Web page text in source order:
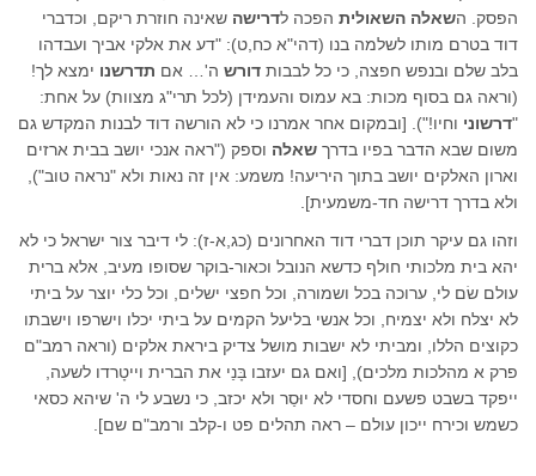
הפסק. השאלה השאולית הפכה לדרישה שאינה חוזרת ריקם, וכדברי
דוד בטרם מותו לשלמה בנו (דהי"א כח,ט): "דע את אלקי אביך ועבדהו
בלב שלם ובנפש חפצה, כי כל לבבות דורש ה'… אם תדרשנו ימצא לך!
(וראה גם בסוף מכות: בא עמוס והעמידן (לכל תרי"ג מצוות) על אחת:
"דרשוני וחיו!"). [ובמקום אחר אמרנו כי לא הורשה דוד לבנות המקדש גם
משום שבא הדבר בפיו בדרך שאלה וספק ("ראה אנכי יושב בבית ארזים
וארון האלקים יושב בתוך היריעה! משמע: אין זה נאות ולא "נראה טוב"),
ולא בדרך דרישה חד-משמעית].
וזהו גם עיקר תוכן דברי דוד האחרונים (כג,א-ז): לי דיבר צור ישראל כי לא
יהא בית מלכותי חולף כדשא הנובל וכאור-בוקר שסופו מעיב, אלא ברית
עולם שׂם לי, ערוכה בכל ושמורה, וכל חפצי ישלים, וכל כלי יוצר על ביתי
לא יצלח ולא יצמיח, וכל אנשי בליעל הקמים על ביתי יכלו וישרפו וישבתו
כקוצים הללו, ומביתי לא ישבות מושל צדיק ביראת אלקים (וראה רמב"ם
פרק א מהלכות מלכים), [ואם גם יעזבו בָּנַי את הברית וייטָרדו לשעה,
ייפקד בשבט פשעם וחסדי לא יוּסַר ולא יכזב, כי נשבע לי ה' שיהא כסאי
כשמש וכירח ייכון עולם – ראה תהלים פט ו-קלב ורמב"ם שם].